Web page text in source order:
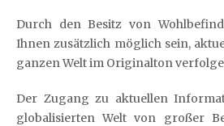
Durch den Besitz von
Ihnen zusätzlich möglich sein,
ganzen Welt im Originalton
Der Zugang zu aktuellen
globalisierten Welt von großer